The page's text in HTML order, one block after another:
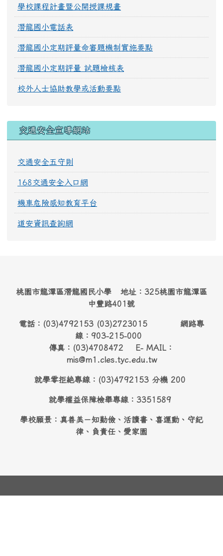
學校課程計畫暨公開授課規畫
潛龍國小電話表
潛龍國小定期評量命審題機制實施要點
潛龍國小定期評量 試題檢核表
校外人士協助教學或活動要點
交通安全宣導網站
交通安全五守則
168交通安全入口網
機車危險感知教育平台
道安資訊查詢網
桃園市龍潭區潛龍國民小學 地址：325桃園市龍潭區
中豐路401號
電話：(03)4792153 (03)2723015 網路專
線：903-215-000
傳真：(03)4708472 E- MAIL：
mis@m1.cles.tyc.edu.tw
就學零拒絶專線：(03)4792153 分機 200
就學權益保障檢舉專線：3351589
學校願景：真善美－知勤儉、活讀書、喜運動、守紀
律、負責任、愛家園